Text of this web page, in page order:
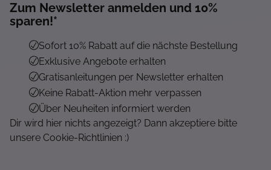
Zum Newsletter anmelden und 10%
sparen!*
Sofort 10% Rabatt auf die nächste Bestellung
Exklusive Angebote erhalten
Gratisanleitungen per Newsletter erhalten
Keine Rabatt-Aktion mehr verpassen
Über Neuheiten informiert werden
Dir wird hier nichts angezeigt? Dann akzeptiere bitte
unsere Cookie-Richtlinien :)